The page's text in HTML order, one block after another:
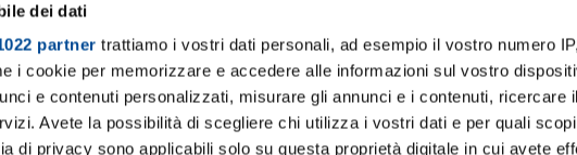
dei dati
partner trattiamo i vostri dati personali, ad esempio il vostro numero
i cookie per memorizzare e accedere alle informazioni sul vostro
e contenuti personalizzati, misurare gli annunci e i contenuti, ricercare
Avete la possibilità di scegliere chi utilizza i vostri dati e per quali
di privacy sono applicabili solo su questa proprietà digitale in cui avete